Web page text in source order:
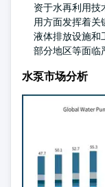
资于水再利用技
用方面发挥着关
液体排放设施和
部分地区等面临
水泵市场分析